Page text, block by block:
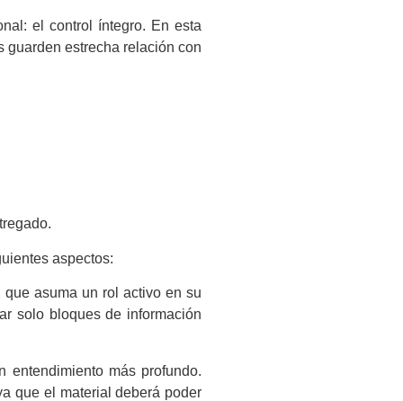
el control íntegro. En esta
guarden estrecha relación con
aspectos:
asuma un rol activo en su
solo bloques de información
más profundo.
que el material deberá poder